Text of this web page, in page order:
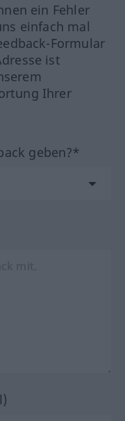
ein Fehler
einfach mal
Formular
ist
Ihrer
geben?*